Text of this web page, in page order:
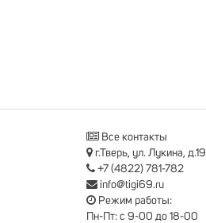
Все контакты
г.Тверь, ул. Лукина, д.19
+7 (4822) 781-782
info@tigi69.ru
Режим работы:
Пн-Пт: с 9-00 до 18-00